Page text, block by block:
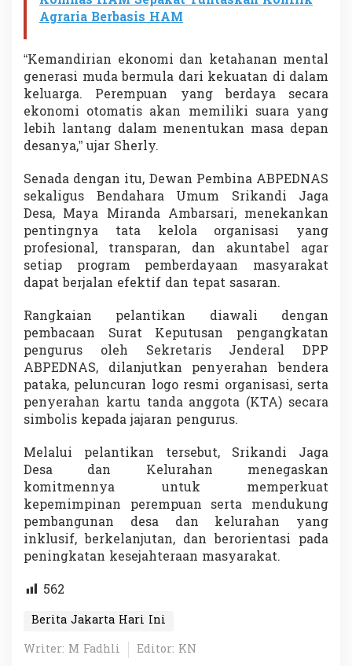
Agraria Berbasis HAM
“Kemandirian ekonomi dan ketahanan mental
generasi muda bermula dari kekuatan di dalam
keluarga. Perempuan yang berdaya secara
ekonomi otomatis akan memiliki suara yang
lebih lantang dalam menentukan masa depan
desanya,” ujar Sherly.
Senada dengan itu, Dewan Pembina ABPEDNAS
sekaligus Bendahara Umum Srikandi Jaga
Desa, Maya Miranda Ambarsari, menekankan
pentingnya tata kelola organisasi yang
profesional, transparan, dan akuntabel agar
setiap program pemberdayaan masyarakat
dapat berjalan efektif dan tepat sasaran.
Rangkaian pelantikan diawali dengan
pembacaan Surat Keputusan pengangkatan
pengurus oleh Sekretaris Jenderal DPP
ABPEDNAS, dilanjutkan penyerahan bendera
pataka, peluncuran logo resmi organisasi, serta
penyerahan kartu tanda anggota (KTA) secara
simbolis kepada jajaran pengurus.
Melalui pelantikan tersebut, Srikandi Jaga
Desa dan Kelurahan menegaskan
komitmennya untuk memperkuat
kepemimpinan perempuan serta mendukung
pembangunan desa dan kelurahan yang
inklusif, berkelanjutan, dan berorientasi pada
peningkatan kesejahteraan masyarakat.
562
Berita Jakarta Hari Ini
Writer: M Fadhli
Editor: KN